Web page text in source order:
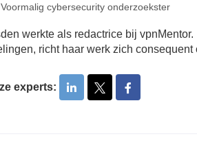
Voormalig cybersecurity onderzoekster
werkte als redactrice bij
richt haar werk zich
experts: